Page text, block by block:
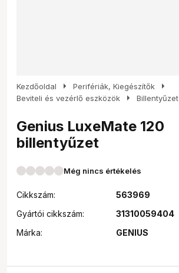
Kezdőoldal arrow_right Perifériák, Kiegészítők arrow_right
Beviteli és vezérlő eszközök arrow_right Billentyűzet
Genius LuxeMate 120
billentyűzet
Még nincs értékelés
Cikkszám:
563969
Gyártói cikkszám:
31310059404
Márka:
GENIUS